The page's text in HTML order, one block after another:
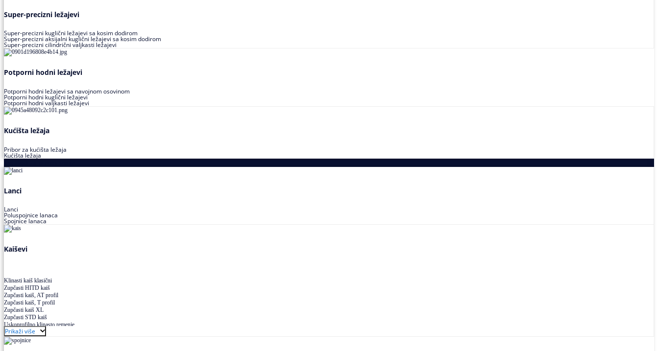
Super-precizni ležajevi
Super-precizni kuglični ležajevi sa kosim dodirom
Super-precizni aksijalni kuglični ležajevi sa kosim dodirom
Super-precizni cilindrični valjkasti ležajevi
Potporni hodni ležajevi
Potporni hodni ležajevi sa navojnom osovinom
Potporni hodni kuglični ležajevi
Potporni hodni valjkasti ležajevi
Kućišta ležaja
Pribor za kućišta ležaja
Kućišta ležaja
Lanci
Lanci
Poluspojnice lanaca
Spojnice lanaca
Kaiševi
Klinasti kaiš klasični
Zupčasti HITD kaiš
Zupčasti kaiš, AT profil
Zupčasti kaiš, T profil
Zupčasti kaiš XL
Zupčasti STD kaiš
Uskoprofilno klinasto remenje
Uskoprofilno klinasto remenje spojeno
Uskoprofilno klinasto remenje XP extra power
Višekanalno remenje PJ,PK
Prikaži više